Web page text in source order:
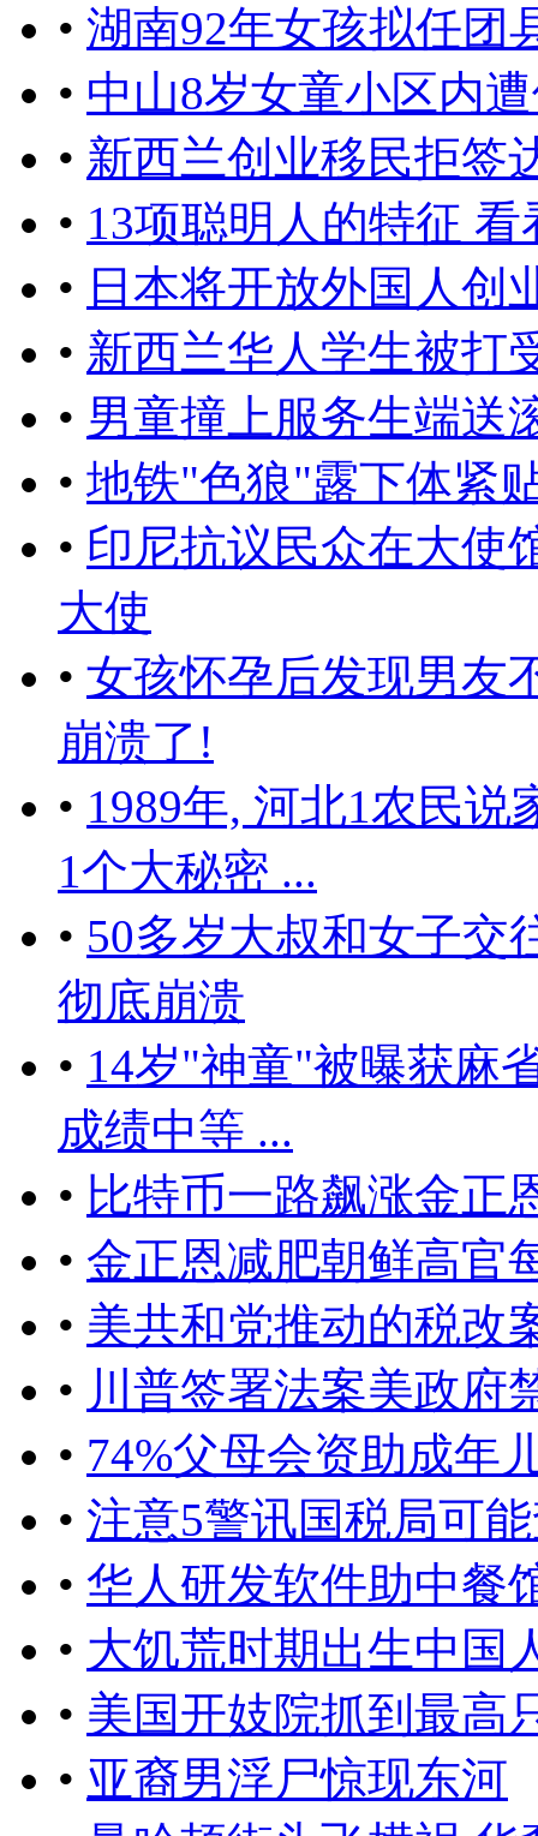
• 湖南92年女孩拟任团
• 中山8岁女童小区内
• 新西兰创业移民拒签
• 13项聪明人的特征
• 日本将开放外国人创
• 新西兰华人学生被打
• 男童撞上服务生端送
• 地铁"色狼"露下体紧
• 印尼抗议民众在大使
大使
• 女孩怀孕后发现男友
崩溃了!
• 1989年, 河北1农民说
1个大秘密 ...
• 50多岁大叔和女子交
彻底崩溃
• 14岁"神童"被曝获麻
成绩中等 ...
• 比特币一路飙涨金正
• 金正恩减肥朝鲜高官
• 美共和党推动的税改
• 川普签署法案美政府
• 74%父母会资助成年
• 注意5警讯国税局可
• 华人研发软件助中餐
• 大饥荒时期出生中国
• 美国开妓院抓到最高
• 亚裔男浮尸惊现东河